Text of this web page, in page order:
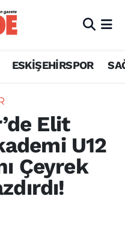
ESKİŞEHİRSPOR
Elit
U12
Çeyrek